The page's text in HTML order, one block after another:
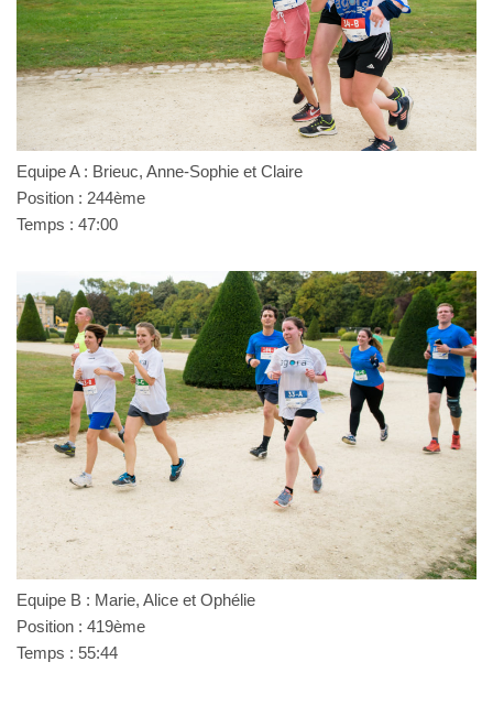
Equipe A : Brieuc, Anne-Sophie et Claire
Position : 244ème
Temps : 47:00
Equipe B : Marie, Alice et Ophélie
Position : 419ème
Temps : 55:44